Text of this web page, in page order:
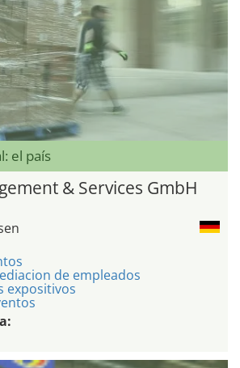
el país
& Services GmbH
de empleados
expositivos